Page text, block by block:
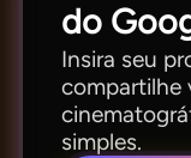
do
Insira seu
compartilhe
simples.